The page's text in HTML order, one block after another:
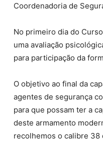
Coordenadoria de
No primeiro dia do
uma avaliação
para participação da
O objetivo ao final da
agentes de segurança
para que possam ter a
deste armamento
recolhemos o calibre 38